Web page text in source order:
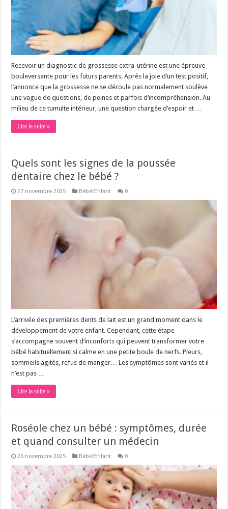
Recevoir un diagnostic de grossesse extra-utérine est une épreuve
bouleversante pour les futurs parents. Après la joie d’un test positif,
l’annonce que la grossesse ne se déroule pas normalement soulève
une vague de questions, de peines et parfois d’incompréhension. Au
milieu de ce tumulte intérieur, une question chargée d’espoir et …
Lire la suite »
Quels sont les signes de la poussée
dentaire chez le bébé ?
27 novembre 2025 Bébé/Enfant 0
L’arrivée des premières dents de lait est un grand moment dans le
développement de votre enfant. Cependant, cette étape
s’accompagne souvent d’inconforts qui peuvent transformer votre
bébé habituellement si calme en une petite boule de nerfs. Pleurs,
sommeils agités, refus de manger… Les symptômes sont variés et il
n’est pas …
Lire la suite »
Roséole chez un bébé : symptômes, durée
et quand consulter un médecin
26 novembre 2025 Bébé/Enfant 0